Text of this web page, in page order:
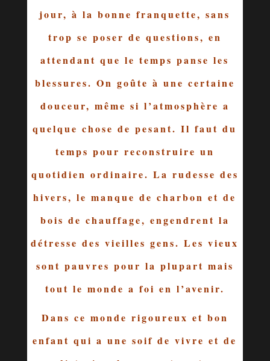
jour, à la bonne franquette, sans
trop se poser de questions, en
attendant que le temps panse les
blessures. On goûte à une certaine
douceur, même si l’atmosphère a
quelque chose de pesant. Il faut du
temps pour reconstruire un
quotidien ordinaire. La rudesse des
hivers, le manque de charbon et de
bois de chauffage, engendrent la
détresse des vieilles gens. Les vieux
sont pauvres pour la plupart mais
tout le monde a foi en l’avenir.
Dans ce monde rigoureux et bon
enfant qui a une soif de vivre et de